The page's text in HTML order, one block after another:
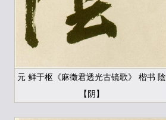
元 鲜于枢《麻徵君透光古镜歌》 楷书 陰
【阴】